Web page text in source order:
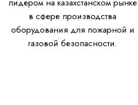
в сфере производства
оборудования для пожарной и
газовой безопасности.